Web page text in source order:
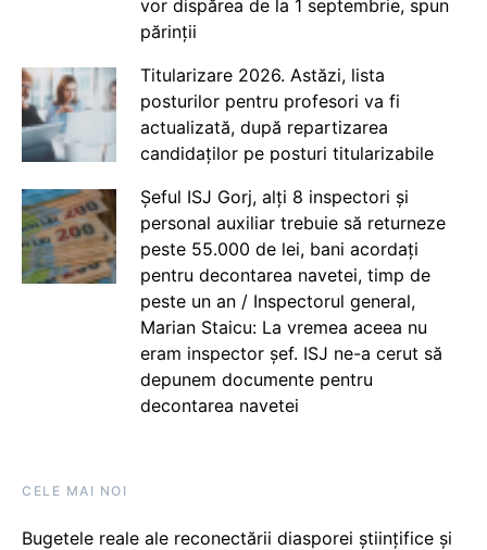
vor dispărea de la 1 septembrie, spun
părinții
Titularizare 2026. Astăzi, lista
posturilor pentru profesori va fi
actualizată, după repartizarea
candidaților pe posturi titularizabile
Șeful ISJ Gorj, alți 8 inspectori și
personal auxiliar trebuie să returneze
peste 55.000 de lei, bani acordați
pentru decontarea navetei, timp de
peste un an / Inspectorul general,
Marian Staicu: La vremea aceea nu
eram inspector șef. ISJ ne-a cerut să
depunem documente pentru
decontarea navetei
CELE MAI NOI
Bugetele reale ale reconectării diasporei științifice și